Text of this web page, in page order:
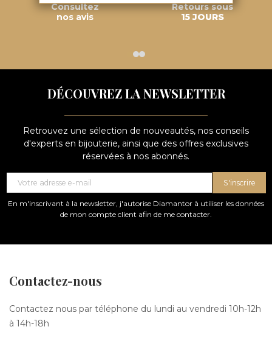
Consultez
nos avis
Retours sous
15 JOURS
DÉCOUVREZ LA NEWSLETTER
Retrouvez une sélection de nouveautés, nos conseils
d'experts en bijouterie, ainsi que des offres exclusives
réservées à nos abonnés.
S'inscrire
En m'inscrivant à la newsletter, j'autorise Diamantor à utiliser les données
de mon compte client afin de me contacter.
Contactez-nous
Contactez nous par téléphone du lundi au vendredi 10h-12h
à 14h-18h